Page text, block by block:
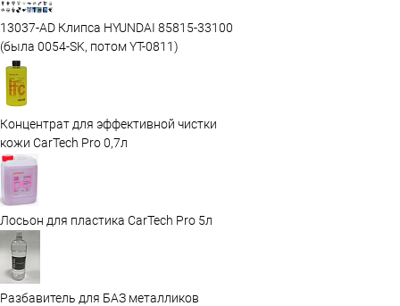
13037-AD Клипса HYUNDAI 85815-33100
(была 0054-SK, потом YT-0811)
Концентрат для эффективной чистки
кожи CarTech Pro 0,7л
Лосьон для пластика CarTech Pro 5л
Разбавитель для БАЗ металликов